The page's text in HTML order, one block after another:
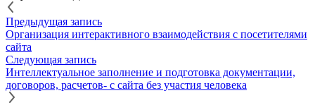
Предыдущая запись
Организация интерактивного взаимодействия с посетителями
сайта
Следующая запись
Интеллектуальное заполнение и подготовка документации,
договоров, расчетов- с сайта без участия человека